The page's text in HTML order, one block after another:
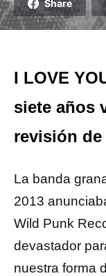
Share
I LOVE
siete años
revisión de
La banda
2013
Wild Punk
devastador
nuestra forma